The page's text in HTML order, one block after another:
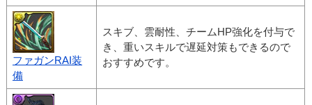
ファガンRAI装
備
スキブ、雲耐性、チームHP強化を付与で
き、重いスキルで遅延対策もできるので
おすすめです。